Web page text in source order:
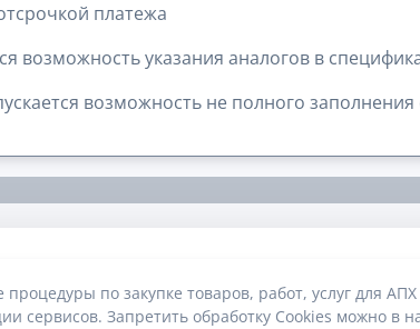
платежа
возможность указания аналогов в
возможность не полного
₽
процедуры по закупке товаров, работ, услуг для
сервисов. Запретить обработку Cookies можно в